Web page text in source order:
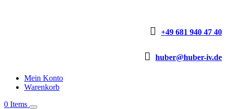
 +49 681 940 47 40
 huber@huber-iv.de
Mein Konto
Warenkorb
0 Items